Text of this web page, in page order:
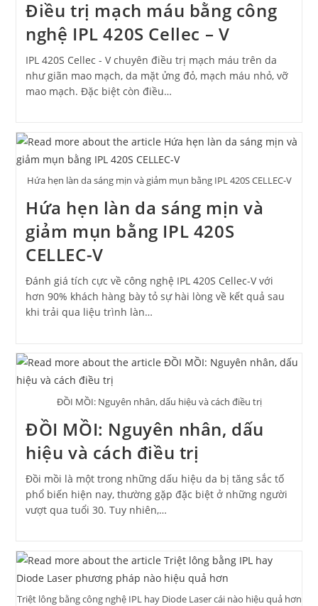
Điều trị mạch máu bằng công
nghệ IPL 420S Cellec – V
IPL 420S Cellec - V chuyên điều trị mạch máu trên da
như giãn mao mạch, da mặt ửng đỏ, mạch máu nhỏ, vỡ
mao mạch. Đặc biệt còn điều…
Hứa hẹn làn da sáng mịn và giảm mụn bằng IPL 420S CELLEC-V
Hứa hẹn làn da sáng mịn và
giảm mụn bằng IPL 420S
CELLEC-V
Đánh giá tích cực về công nghệ IPL 420S Cellec-V với
hơn 90% khách hàng bày tỏ sự hài lòng về kết quả sau
khi trải qua liệu trình làn…
ĐỒI MỒI: Nguyên nhân, dấu hiệu và cách điều trị
ĐỒI MỒI: Nguyên nhân, dấu
hiệu và cách điều trị
Đồi mồi là một trong những dấu hiệu da bị tăng sắc tố
phổ biến hiện nay, thường gặp đặc biệt ở những người
vượt qua tuổi 30. Tuy nhiên,…
Triệt lông bằng công nghệ IPL hay Diode Laser cái nào hiệu quả hơn